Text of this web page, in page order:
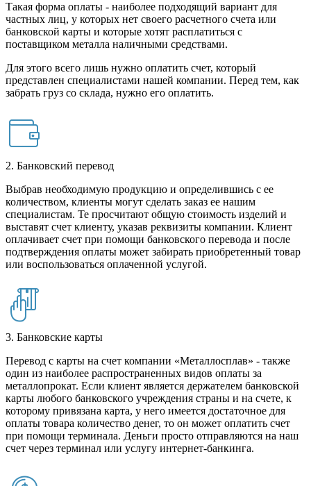
Такая форма оплаты - наиболее подходящий вариант для
частных лиц, у которых нет своего расчетного счета или
банковской карты и которые хотят расплатиться с
поставщиком металла наличными средствами.
Для этого всего лишь нужно оплатить счет, который
представлен специалистами нашей компании. Перед тем, как
забрать груз со склада, нужно его оплатить.
2. Банковский перевод
Выбрав необходимую продукцию и определившись с ее
количеством, клиенты могут сделать заказ ее нашим
специалистам. Те просчитают общую стоимость изделий и
выставят счет клиенту, указав реквизиты компании. Клиент
оплачивает счет при помощи банковского перевода и после
подтверждения оплаты может забирать приобретенный товар
или воспользоваться оплаченной услугой.
3. Банковские карты
Перевод с карты на счет компании «Металлосплав» - также
один из наиболее распространенных видов оплаты за
металлопрокат. Если клиент является держателем банковской
карты любого банковского учреждения страны и на счете, к
которому привязана карта, у него имеется достаточное для
оплаты товара количество денег, то он может оплатить счет
при помощи терминала. Деньги просто отправляются на наш
счет через терминал или услугу интернет-банкинга.